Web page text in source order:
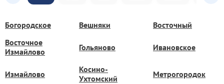
Богородское Вешняки
Восточный
Восточное
Измайлово
Гольяново Ивановское
Измайлово
Косино-
Ухтомский
Метрогородок